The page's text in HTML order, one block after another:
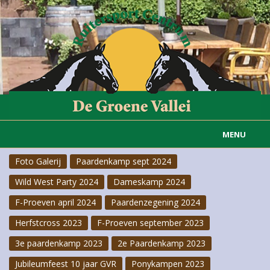
MENU
Home
Informatie
Actueel
Rijvereniging
Foto Galerij
Paardenkamp sept 2024
Wild West Party 2024
Dameskamp 2024
F-Proeven april 2024
Paardenzegening 2024
Herfstcross 2023
F-Proeven september 2023
3e paardenkamp 2023
2e Paardenkamp 2023
Jubileumfeest 10 jaar GVR
Ponykampen 2023